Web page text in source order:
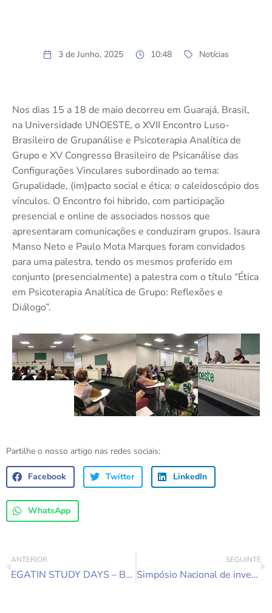
3 de Junho, 2025 10:48 Notícias
Nos dias 15 a 18 de maio decorreu em Guarajá, Brasil,
na Universidade UNOESTE, o XVII Encontro Luso-
Brasileiro de Grupanálise e Psicoterapia Analítica de
Grupo e XV Congresso Brasileiro de Psicanálise das
Configurações Vinculares subordinado ao tema:
Grupalidade, (im)pacto social e ética: o caleidoscópio dos
vínculos. O Encontro foi hibrido, com participação
presencial e online de associados nossos que
apresentaram comunicações e conduziram grupos. Isaura
Manso Neto e Paulo Mota Marques foram convidados
para uma palestra, tendo os mesmos proferido em
conjunto (presencialmente) a palestracom o título “Ética
em Psicoterapia Analítica de Grupo: Reflexões e
Diálogo”.
Partilhe o nosso artigo nas redes sociais:
Facebook Twitter LinkedIn
WhatsApp
ANTERIOR
EGATIN STUDY DAYS – Berlim 25 – 27 Abril 2025
SEGUINTE
Simpósio Nacional de investigação em Psicologia 2025 – Prémio Poster c/ Menção Honrosa – Prof. Doutor José Abreu Afonso & Dra. Graça Galamba